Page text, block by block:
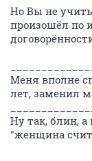
Но Вы не
произошёл по
Меня вполне
лет, заменил
Ну так, блин, а
"женщина